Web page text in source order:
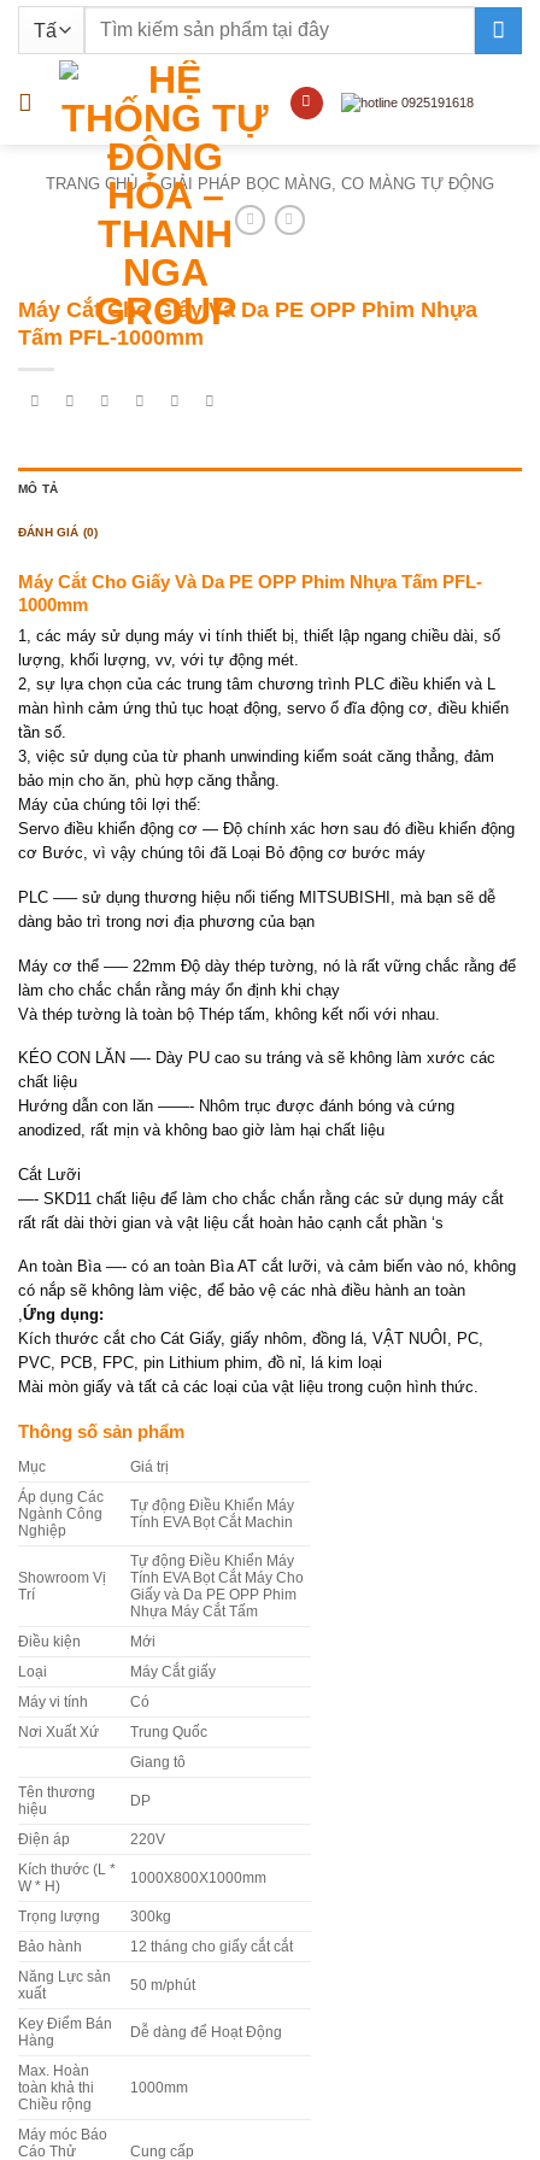
nội
Tìm
TRANG CHỦ / GIẢI PHÁP BỌC MÀNG, CO MÀNG TỰ ĐỘNG
Máy Cắt Cho Giấy Và Da PE OPP Phim Nhựa
Tấm PFL-1000mm
MÔ TẢ
ĐÁNH GIÁ (0)
Máy Cắt Cho Giấy Và Da PE OPP Phim Nhựa Tấm PFL-
1000mm
1, các máy sử dụng máy vi tính thiết bị, thiết lập ngang chiều dài, số
lượng, khối lượng, vv, với tự động mét.
2, sự lựa chọn của các trung tâm chương trình PLC điều khiển và L
màn hình cảm ứng thủ tục hoạt động, servo ổ đĩa động cơ, điều khiển
tần số.
3, việc sử dụng của từ phanh unwinding kiểm soát căng thẳng, đảm
bảo mịn cho ăn, phù hợp căng thẳng.
Máy của chúng tôi lợi thế:
Servo điều khiển động cơ — Độ chính xác hơn sau đó điều khiển động
cơ Bước, vì vậy chúng tôi đã Loại Bỏ động cơ bước máy
PLC —– sử dụng thương hiệu nổi tiếng MITSUBISHI, mà bạn sẽ dễ
dàng bảo trì trong nơi địa phương của bạn
Máy cơ thể —– 22mm Độ dày thép tường, nó là rất vững chắc rằng để
làm cho chắc chắn rằng máy ổn định khi chạy
Và thép tường là toàn bộ Thép tấm, không kết nối với nhau.
KÉO CON LĂN —- Dày PU cao su tráng và sẽ không làm xước các
chất liệu
Hướng dẫn con lăn ——- Nhôm trục được đánh bóng và cứng
anodized, rất mịn và không bao giờ làm hại chất liệu
Cắt Lưỡi
—- SKD11 chất liệu để làm cho chắc chắn rằng các sử dụng máy cắt
rất rất dài thời gian và vật liệu cắt hoàn hảo cạnh cắt phần ‘s
An toàn Bìa —- có an toàn Bìa AT cắt lưỡi, và cảm biến vào nó, không
có nắp sẽ không làm việc, để bảo vệ các nhà điều hành an toàn
,Ứng dụng:
Kích thước cắt cho Cát Giấy, giấy nhôm, đồng lá, VẬT NUÔI, PC,
PVC, PCB, FPC, pin Lithium phim, đồ nỉ, lá kim loại
Mài mòn giấy và tất cả các loại của vật liệu trong cuộn hình thức.
Thông số sản phẩm
Mục Giá trị
Áp dụng Các
Ngành Công
Nghiệp
Tự động Điều Khiển Máy
Tính EVA Bọt Cắt Machin
Showroom Vị
Trí
Tự động Điều Khiển Máy
Tính EVA Bọt Cắt Máy Cho
Giấy và Da PE OPP Phim
Nhựa Máy Cắt Tấm
Điều kiện Mới
Loại Máy Cắt giấy
Máy vi tính Có
Nơi Xuất Xứ Trung Quốc
Giang tô
Tên thương
hiệu
DP
Điện áp 220V
Kích thước (L *
W * H)
1000X800X1000mm
Trọng lượng 300kg
Bảo hành 12 tháng cho giấy cắt cắt
Năng Lực sản
xuất
50 m/phút
Key Điểm Bán
Hàng
Dễ dàng để Hoạt Động
Max. Hoàn
toàn khả thi
Chiều rộng
1000mm
Máy móc Báo
Cáo Thử
Cung cấp